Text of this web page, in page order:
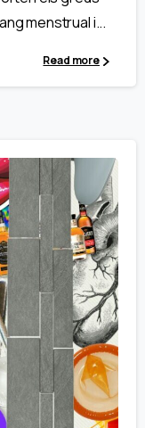
menstrual i...
Read more